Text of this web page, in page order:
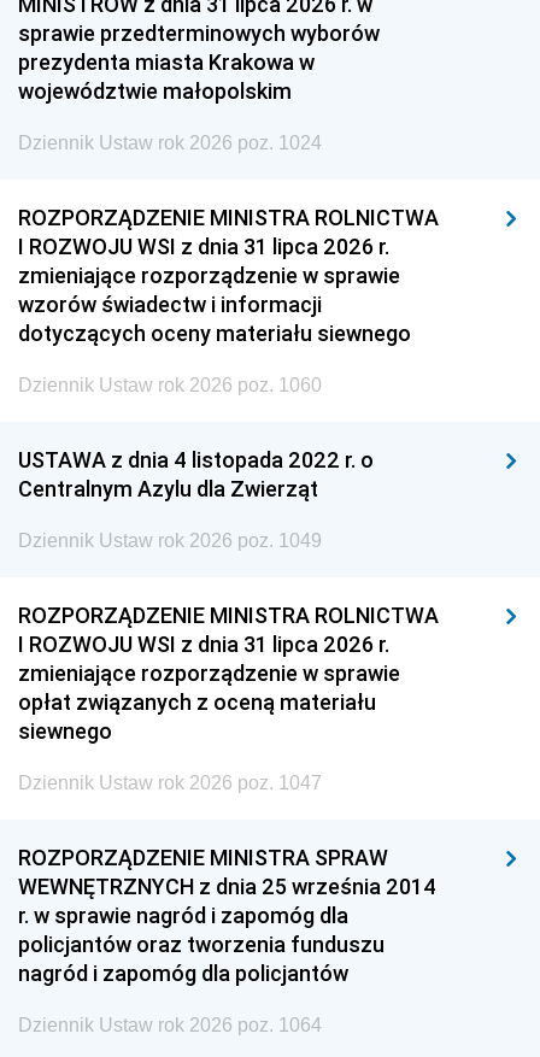
sprawie przedterminowych wyborów
prezydenta miasta Krakowa w
województwie małopolskim
Dziennik Ustaw rok 2026 poz. 1024
ROZPORZĄDZENIE MINISTRA ROLNICTWA
I ROZWOJU WSI z dnia 31 lipca 2026 r.
zmieniające rozporządzenie w sprawie
wzorów świadectw i informacji
dotyczących oceny materiału siewnego
Dziennik Ustaw rok 2026 poz. 1060
USTAWA z dnia 4 listopada 2022 r. o
Centralnym Azylu dla Zwierząt
Dziennik Ustaw rok 2026 poz. 1049
ROZPORZĄDZENIE MINISTRA ROLNICTWA
I ROZWOJU WSI z dnia 31 lipca 2026 r.
zmieniające rozporządzenie w sprawie
opłat związanych z oceną materiału
siewnego
Dziennik Ustaw rok 2026 poz. 1047
ROZPORZĄDZENIE MINISTRA SPRAW
WEWNĘTRZNYCH z dnia 25 września 2014
r. w sprawie nagród i zapomóg dla
policjantów oraz tworzenia funduszu
nagród i zapomóg dla policjantów
Dziennik Ustaw rok 2026 poz. 1064